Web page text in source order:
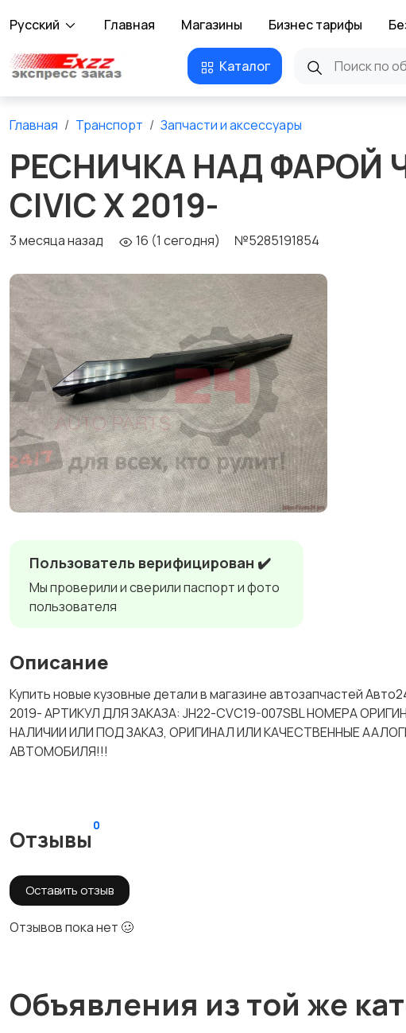
Русский Главная Магазины Бизнес тарифы
Каталог
Главная Транспорт Запчасти и аксессуары
РЕСНИЧКА НАД ФАРОЙ
CIVIC X 2019-
3 месяца назад 16 (1 сегодня) №5285191854
Пользователь верифицирован ✔️
Мы проверили и сверили паспорт и фото
пользователя
Описание
Купить новые кузовные детали в магазине автозапчастей
2019- АРТИКУЛ ДЛЯ ЗАКАЗА: JH22-CVC19-007SBL НОМЕРА
НАЛИЧИИ ИЛИ ПОД ЗАКАЗ, ОРИГИНАЛ ИЛИ КАЧЕСТВЕННЫЕ
АВТОМОБИЛЯ!!!
Отзывы
0
Оставить отзыв
Отзывов пока нет 🥴
Объявления из той же